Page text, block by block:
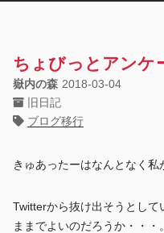
ちょびっとアンケ
嶽内の森 2018-03-04
旧日記
ブログ移行
きゅあったーはなんとなく私
Twitterから抜け出そうとし
ままでよいのだろうか・・・。